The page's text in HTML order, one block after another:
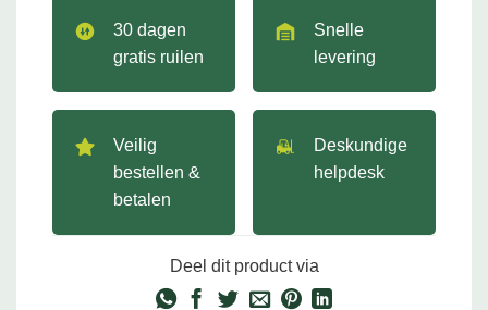
30 dagen
gratis ruilen
Snelle
levering
Veilig
bestellen &
betalen
Deskundige
helpdesk
Deel dit product via